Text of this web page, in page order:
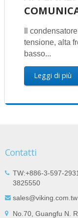
Il
tensione, alta
basso...
Leggi di più
Contatti
TW:+886-3-597-
3825550
sales@viking.com.tw
No.70, Guangfu N.